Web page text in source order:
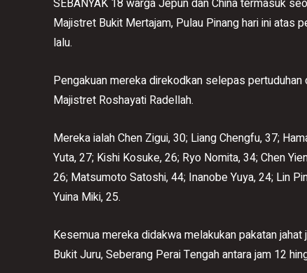
SEBANYAK 18 warga Jepun dan China termasuk
Majistret Bukit Mertajam, Pulau Pinang hari ini atas
lalu.
Pengakuan mereka direkodkan selepas
Majistret Roshayati Radellah.
Mereka ialah Chen Zigui, 30; Liang Chengfu, 37;
Yuta, 27; Kishi Kosuke, 26; Ryo Nomita, 34; Chen
26; Matsumoto Satoshi, 44; Inanobe Yuya, 24; Lin
Yuina Miki, 25.
Kesemua mereka didakwa melakukan pakatan
Bukit Juru, Seberang Perai Tengah antara jam 12